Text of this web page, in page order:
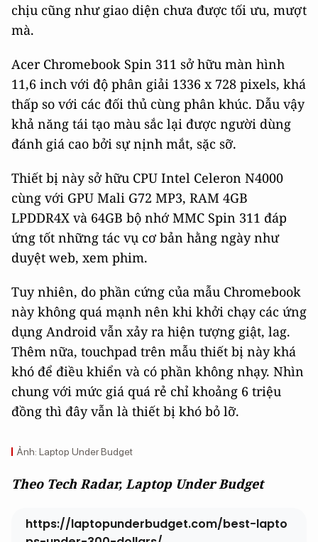
chịu cũng như giao diện chưa được tối ưu, mượt
mà.
Acer Chromebook Spin 311 sở hữu màn hình
11,6 inch với độ phân giải 1336 x 728 pixels, khá
thấp so với các đối thủ cùng phân khúc. Dẫu vậy
khả năng tái tạo màu sắc lại được người dùng
đánh giá cao bởi sự nịnh mắt, sặc sỡ.
Thiết bị này sở hữu CPU Intel Celeron N4000
cùng với GPU Mali G72 MP3, RAM 4GB
LPDDR4X và 64GB bộ nhớ MMC Spin 311 đáp
ứng tốt những tác vụ cơ bản hằng ngày như
duyệt web, xem phim.
Tuy nhiên, do phần cứng của mẫu Chromebook
này không quá mạnh nên khi khởi chạy các ứng
dụng Android vẫn xảy ra hiện tượng giật, lag.
Thêm nữa, touchpad trên mẫu thiết bị này khá
khó để điều khiển và có phần không nhạy. Nhìn
chung với mức giá quá rẻ chỉ khoảng 6 triệu
đồng thì đây vẫn là thiết bị khó bỏ lỡ.
Ảnh: Laptop Under Budget
Theo Tech Radar, Laptop Under Budget
https://laptopunderbudget.com/best-lapto